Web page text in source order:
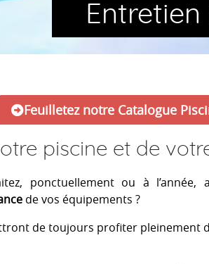
Entretien
Feuilletez notre Catalogue
piscine et de
ponctuellement ou à l’année,
de vos équipements ?
de toujours profiter pleinement